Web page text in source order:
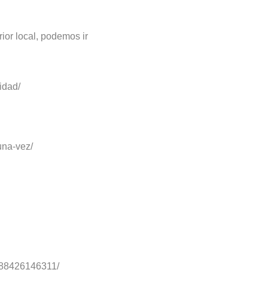
local, podemos ir
vez/